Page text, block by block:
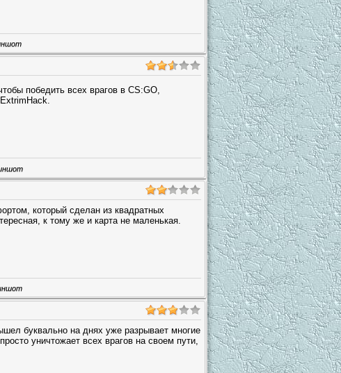
победить всех врагов в CS:GO,
который сделан из квадратных
к тому же и карта не маленькая.
буквально на днях уже разрывает многие
уничтожает всех врагов на своем пути,